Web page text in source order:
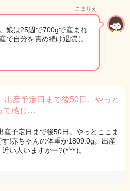
こまりえ
娘は25週で700gで産まれ
で自分を責め続け退院し
出産予定日まで後50日。やっと
て感じ…
産予定日まで後50日。やっとここま
!赤ちゃんの体重が1809.0g。出産
い人いますかー?(ᐥᐜᐥ)。ᐝ